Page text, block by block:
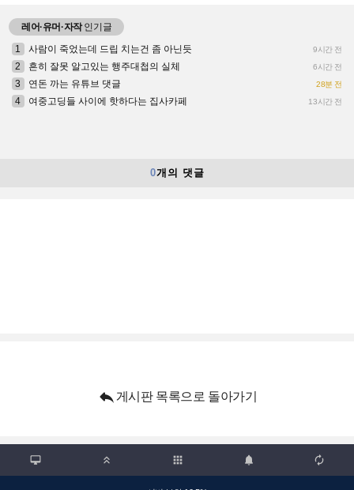
레어·유머·자작인기글
1
사람이 죽었는데 드립 치는건 좀 아닌듯 9시간 전
2 흔히 잘못 알고있는 행주대첩의 실체 6시간 전
3 연돈 까는 유튜브 댓글 28분 전
4 여중고딩들 사이에 핫하다는 집사카페 13시간 전
0개의 댓글
 게시판 목록으로 돌아가기
  apps  